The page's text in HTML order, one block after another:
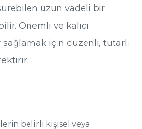
uzun vadeli bir
Önemli ve kalıcı
için düzenli, tutarlı
belirli kişisel veya